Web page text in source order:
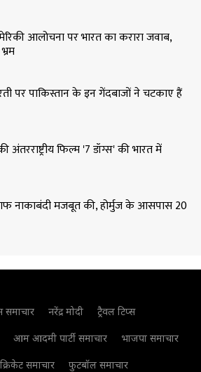
आलोचना पर भारत का करारा जवाब,
पर पाकिस्तान के इन गेंदबाजों ने चटकाए हैं
फिल्म '7 डॉग्स' की भारत में
नाकाबंदी मजबूत की, होर्मुज के आसपास 20
समाचार नरेंद्र मोदी
ट्रैवल टिप्स
आम आदमी पार्टी समाचार
भाजपा समाचार
क्रिकेट समाचार
फुटबॉल समाचार